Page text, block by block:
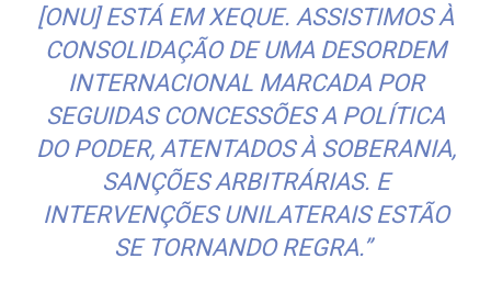
[ONU] ESTÁ EM XEQUE. ASSISTIMOS À
CONSOLIDAÇÃO DE UMA DESORDEM
INTERNACIONAL MARCADA POR
SEGUIDAS CONCESSÕES A POLÍTICA
DO PODER, ATENTADOS À SOBERANIA,
SANÇÕES ARBITRÁRIAS. E
INTERVENÇÕES UNILATERAIS ESTÃO
SE TORNANDO REGRA.”